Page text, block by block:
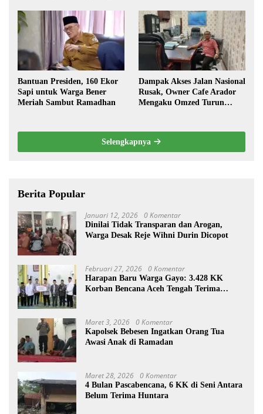
Bantuan Presiden, 160 Ekor
Sapi untuk Warga Bener
Meriah Sambut Ramadhan
Dampak Akses Jalan Nasional
Rusak, Owner Cafe Arador
Mengaku Omzed Turun
Selengkapnya
Berita Popular
Januari 12, 2026 0 Komentar
Dinilai Tidak Transparan dan Arogan,
Warga Desak Reje Wihni Durin Dicopot
Februari 27, 2026 0 Komentar
Harapan Baru Warga Gayo: 3.428 KK
Korban Bencana Aceh Tengah Terima
Maret 3, 2026 0 Komentar
Kapolsek Bebesen Ingatkan Orang Tua
Awasi Anak di Ramadan
Maret 28, 2026 0 Komentar
4 Bulan Pascabencana, 6 KK di Seni Antara
Belum Terima Huntara